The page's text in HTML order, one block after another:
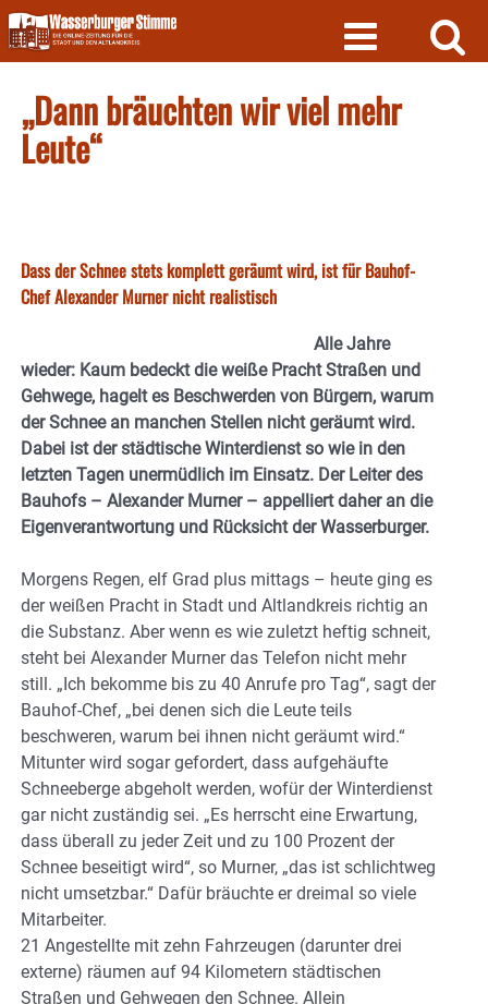
Skip
to
content
„Dann bräuchten wir viel mehr
Leute“
Dass der Schnee stets komplett geräumt wird, ist für Bauhof-
Chef Alexander Murner nicht realistisch
Alle Jahre
wieder: Kaum bedeckt die weiße Pracht Straßen und
Gehwege, hagelt es Beschwerden von Bürgern, warum
der Schnee an manchen Stellen nicht geräumt wird.
Dabei ist der städtische Winterdienst so wie in den
letzten Tagen unermüdlich im Einsatz. Der Leiter des
Bauhofs – Alexander Murner – appelliert daher an die
Eigenverantwortung und Rücksicht der Wasserburger.
Morgens Regen, elf Grad plus mittags – heute ging es
der weißen Pracht in Stadt und Altlandkreis richtig an
die Substanz. Aber wenn es wie zuletzt heftig schneit,
steht bei Alexander Murner das Telefon nicht mehr
still. „Ich bekomme bis zu 40 Anrufe pro Tag“, sagt der
Bauhof-Chef, „bei denen sich die Leute teils
beschweren, warum bei ihnen nicht geräumt wird.“
Mitunter wird sogar gefordert, dass aufgehäufte
Schneeberge abgeholt werden, wofür der Winterdienst
gar nicht zuständig sei. „Es herrscht eine Erwartung,
dass überall zu jeder Zeit und zu 100 Prozent der
Schnee beseitigt wird“, so Murner, „das ist schlichtweg
nicht umsetzbar.“ Dafür bräuchte er dreimal so viele
Mitarbeiter.
21 Angestellte mit zehn Fahrzeugen (darunter drei
externe) räumen auf 94 Kilometern städtischen
Straßen und Gehwegen den Schnee. Allein